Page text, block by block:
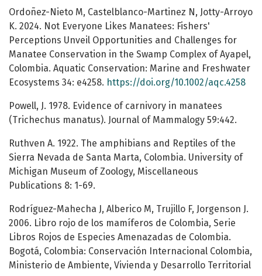
Ordoñez-Nieto M, Castelblanco-Martinez N, Jotty-Arroyo
K. 2024. Not Everyone Likes Manatees: Fishers'
Perceptions Unveil Opportunities and Challenges for
Manatee Conservation in the Swamp Complex of Ayapel,
Colombia. Aquatic Conservation: Marine and Freshwater
Ecosystems 34: e4258. https://doi.org/10.1002/aqc.4258
Powell, J. 1978. Evidence of carnivory in manatees
(Trichechus manatus). Journal of Mammalogy 59:442.
Ruthven A. 1922. The amphibians and Reptiles of the
Sierra Nevada de Santa Marta, Colombia. University of
Michigan Museum of Zoology, Miscellaneous
Publications 8: 1-69.
Rodríguez-Mahecha J, Alberico M, Trujillo F, Jorgenson J.
2006. Libro rojo de los mamíferos de Colombia, Serie
Libros Rojos de Especies Amenazadas de Colombia.
Bogotá, Colombia: Conservación Internacional Colombia,
Ministerio de Ambiente, Vivienda y Desarrollo Territorial